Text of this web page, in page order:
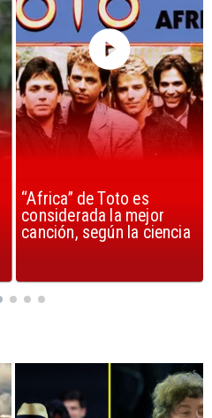
“Africa” de Toto es
considerada la mejor
canción, según la ciencia